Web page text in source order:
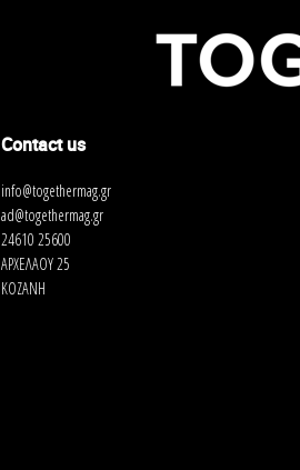
Contact us
info@togethermag.gr
ad@togethermag.gr
24610 25600
ΑΡΧΕΛΑΟΥ 25
ΚΟΖΑΝΗ